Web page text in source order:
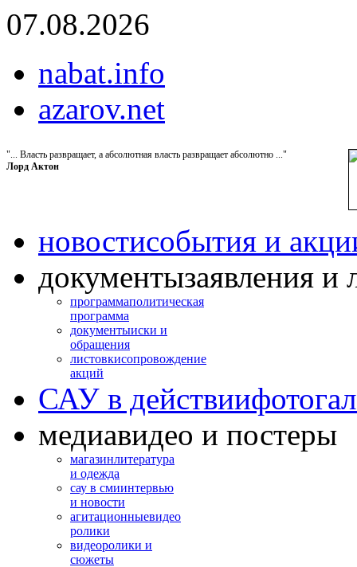
07.08.2026
nabat.info
azarov.net
"... Власть развращает, а абсолютная власть развращает абсолютно ..."
Лорд Актон
новостисобытия и
документызаявления и
программаполитическая
программа
документыиски и
обращения
листовкисопровождение
акций
САУ в действии
медиавидео и постеры
магазинлитература
и одежда
сау в смиинтервью
и новости
агитационныевидео
ролики
видеоролики и
сюжеты